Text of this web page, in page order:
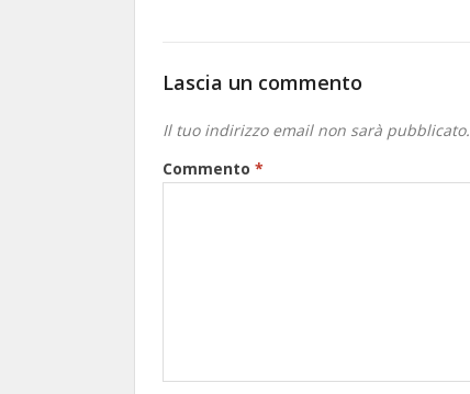
Lascia un commento
Il tuo indirizzo email non sarà pubblicato.
Commento *